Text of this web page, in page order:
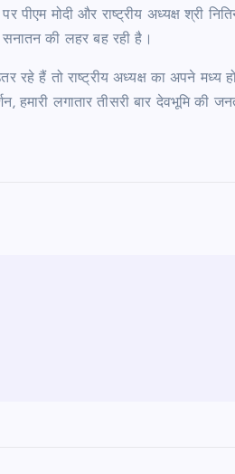
पीएम मोदी और राष्ट्रीय अध्यक्ष श्री
की लहर बह रही है।
रहे हैं तो राष्ट्रीय अध्यक्ष का अपने मध्य
हमारी लगातार तीसरी बार देवभूमि की